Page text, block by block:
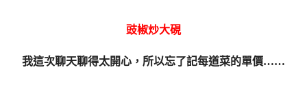
豉椒炒大硯
我這次聊天聊得太開心，所以忘了記每道菜的單價……